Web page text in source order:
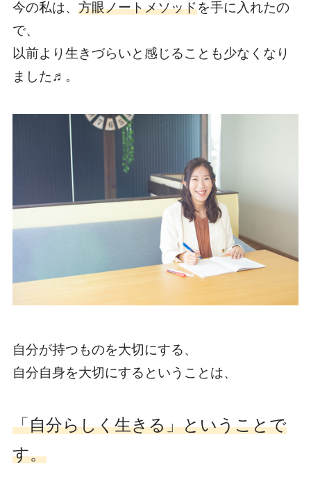
今の私は、 方眼ノートメソッドを手に入れたの
で、
以前より生きづらいと感じることも少なくなり
ました♬。
自分が持つものを大切にする、
自分自身を大切にするということは、
「自分らしく生きる」ということで
す。